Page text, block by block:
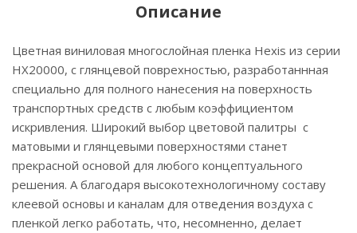
Описание
Цветная виниловая многослойная пленка Hexis из серии
НХ20000, с глянцевой поврехностью, разработаннная
специально для полного нанесения на поверхность
транспортных средств с любым коэффициентом
искривления. Широкий выбор цветовой палитры с
матовыми и глянцевыми поверхностями станет
прекрасной основой для любого концептуального
решения. А благодаря высокотехнологичному составу
клеевой основы и каналам для отведения воздуха с
пленкой легко работать, что, несомненно, делает